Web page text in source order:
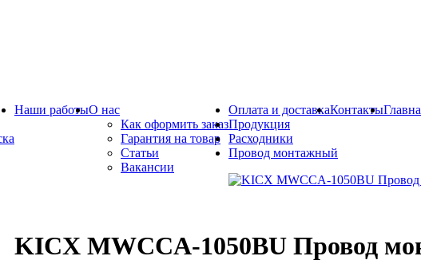
Наши работыО нас
Как оформить заказ
Гарантия на товар
Статьи
Вакансии
Оплата и доставкаКонтакты
Продукция
Расходники
Провод монтажный
KICX MWCCA-1050BU Провод